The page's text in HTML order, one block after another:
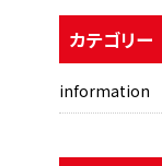
カテゴリー
information